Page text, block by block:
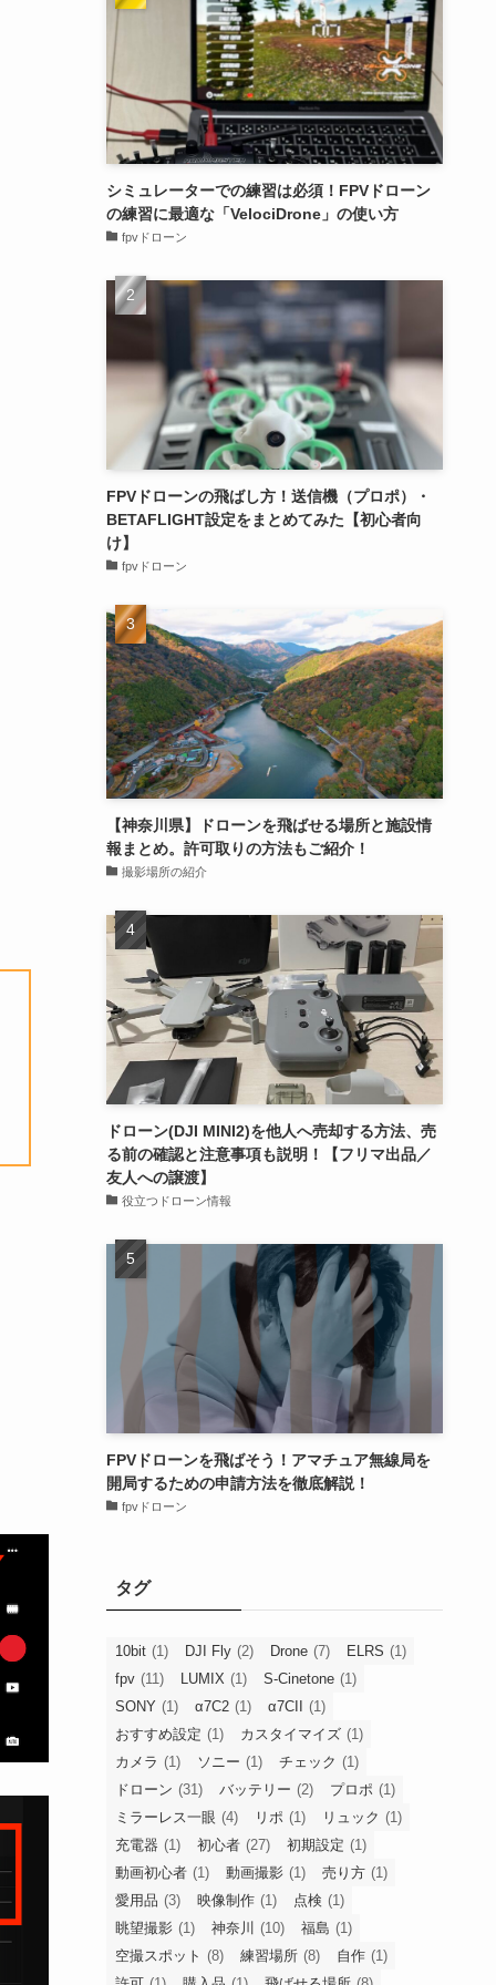
シミュレーターでの練習は必須！FPVドローン
の練習に最適な「VelociDrone」の使い方
fpvドローン
FPVドローンの飛ばし方！送信機（プロポ）・
BETAFLIGHT設定をまとめてみた【初心者向
け】
fpvドローン
【神奈川県】ドローンを飛ばせる場所と施設情
報まとめ。許可取りの方法もご紹介！
撮影場所の紹介
ドローン(DJI MINI2)を他人へ売却する方法、売
る前の確認と注意事項も説明！【フリマ出品／
友人への譲渡】
役立つドローン情報
FPVドローンを飛ばそう！アマチュア無線局を
開局するための申請方法を徹底解説！
fpvドローン
タグ
10bit (1) DJI Fly (2) Drone (7) ELRS (1)
fpv (11) LUMIX (1) S-Cinetone (1)
SONY (1) α7C2 (1) α7CII (1)
おすすめ設定 (1) カスタイマイズ (1)
カメラ (1) ソニー (1) チェック (1)
ドローン (31) バッテリー (2) プロポ (1)
ミラーレス一眼 (4) リポ (1) リュック (1)
充電器 (1) 初心者 (27) 初期設定 (1)
動画初心者 (1) 動画撮影 (1) 売り方 (1)
愛用品 (3) 映像制作 (1) 点検 (1)
眺望撮影 (1) 神奈川 (10) 福島 (1)
空撮スポット (8) 練習場所 (8) 自作 (1)